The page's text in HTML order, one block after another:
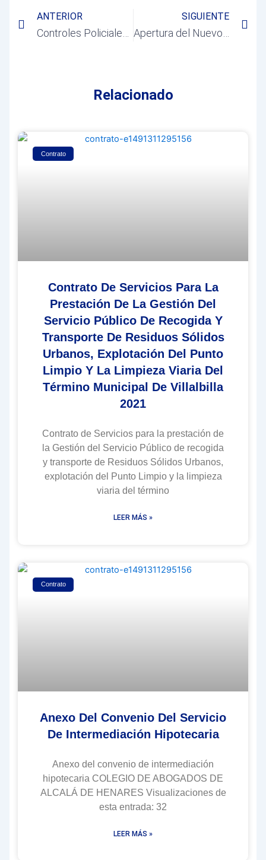
ANTERIOR SIGUIENTE
Relacionado
Contrato
Contrato De Servicios Para La
Prestación De La Gestión Del
Servicio Público De Recogida Y
Transporte De Residuos Sólidos
Urbanos, Explotación Del Punto
Limpio Y La Limpieza Viaria Del
Término Municipal De Villalbilla
2021
Contrato de Servicios para la prestación de
la Gestión del Servicio Público de recogida
y transporte de Residuos Sólidos Urbanos,
explotación del Punto Limpio y la limpieza
viaria del término
LEER MÁS »
Contrato
Anexo Del Convenio Del Servicio
De Intermediación Hipotecaria
Anexo del convenio de intermediación
hipotecaria COLEGIO DE ABOGADOS DE
ALCALÁ DE HENARES Visualizaciones de
esta entrada: 32
LEER MÁS »